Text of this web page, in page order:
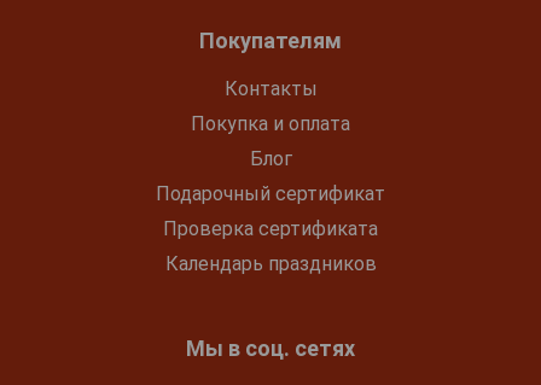
Покупателям
Контакты
Покупка и оплата
Блог
Подарочный сертификат
Проверка сертификата
Календарь праздников
Мы в соц. сетях